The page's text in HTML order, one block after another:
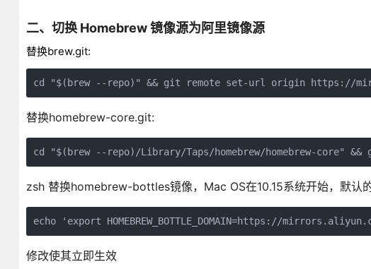
二、切换 Homebrew 镜像源为阿里镜像源
替换brew.git:
cd "$(brew --repo)" && git remote set-url origin https://
替换homebrew-core.git:
cd "$(brew --repo)/Library/Taps/homebrew/homebrew-core"
zsh 替换homebrew-bottles镜像，Mac OS在10.15系统开始，默认
echo 'export HOMEBREW_BOTTLE_DOMAIN=https://
修改使其立即生效